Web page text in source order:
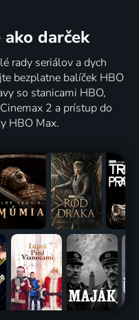
darček
rady seriálov a dych
bezplatne balíček HBO
so stanicami HBO,
2 a prístup do
HBO Max.